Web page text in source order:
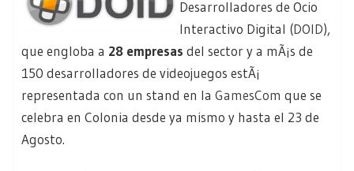
Desarrolladores de Ocio
Interactivo Digital (DOID),
que engloba a 28 empresas del sector y a mÃ¡s de
150 desarrolladores de videojuegos estÃ¡
representada con un stand en la GamesCom que se
celebra en Colonia desde ya mismo y hasta el 23 de
Agosto.